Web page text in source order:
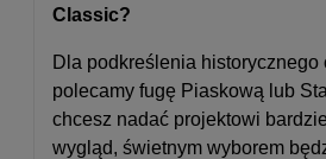
Classic?
Dla podkreślenia historycznego
polecamy fugę Piaskową lub
chcesz nadać projektowi
wygląd, świetnym wyborem